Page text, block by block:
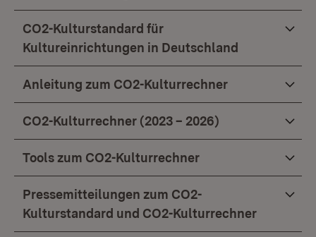
CO2-Kulturstandard für
Kultureinrichtungen in Deutschland
Anleitung zum CO2-Kulturrechner
CO2-Kulturrechner (2023 – 2026)
Tools zum CO2-Kulturrechner
Pressemitteilungen zum CO2-
Kulturstandard und CO2-Kulturrechner